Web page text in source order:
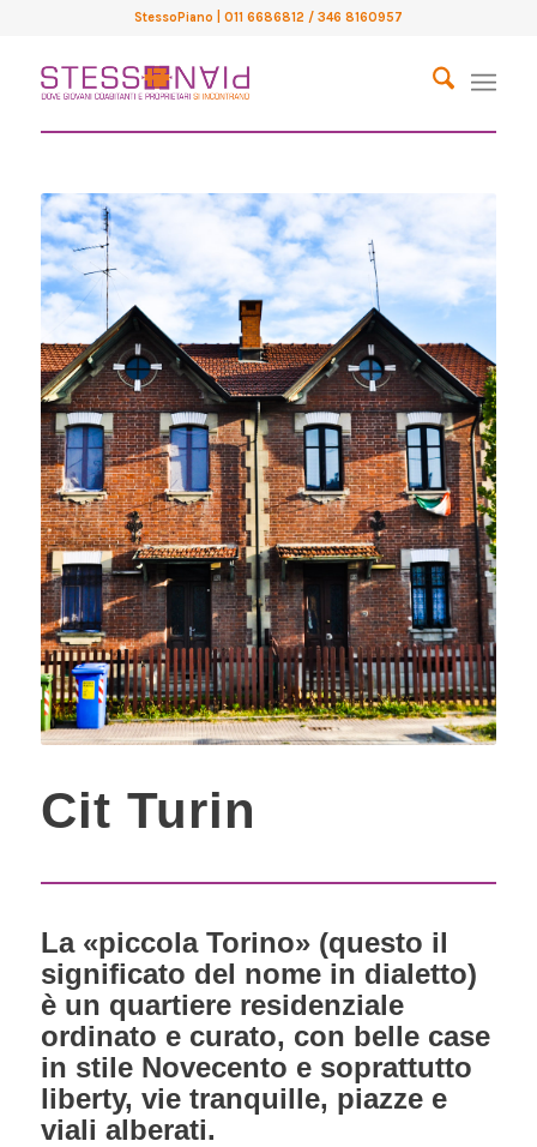
StessoPiano | 011 6686812 / 346 8160957
Cit Turin
La «piccola Torino» (questo il
significato del nome in dialetto)
è un quartiere residenziale
ordinato e curato, con belle case
in stile Novecento e soprattutto
liberty, vie tranquille, piazze e
viali alberati.